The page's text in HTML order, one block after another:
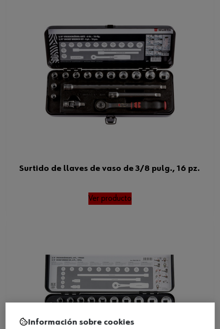
Surtido de llaves de vaso de 3/8 pulg., 16 pz.
Ver producto
Información sobre cookies